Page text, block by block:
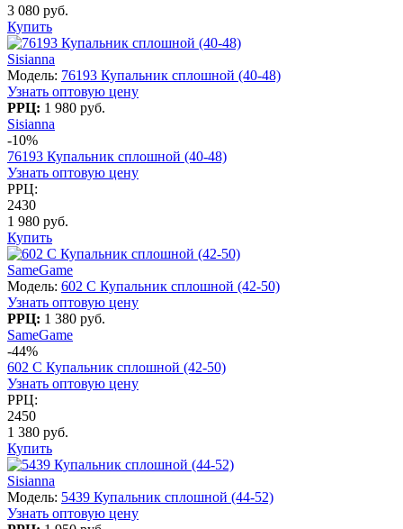
3 080 руб.
Купить
Sisianna
Модель: 76193 Купальник сплошной (40-48)
Узнать оптовую цену
РРЦ: 1 980 руб.
Sisianna
-10%
76193 Купальник сплошной (40-48)
Узнать оптовую цену
РРЦ:
2430
1 980 руб.
Купить
SameGame
Модель: 602 C Купальник сплошной (42-50)
Узнать оптовую цену
РРЦ: 1 380 руб.
SameGame
-44%
602 C Купальник сплошной (42-50)
Узнать оптовую цену
РРЦ:
2450
1 380 руб.
Купить
Sisianna
Модель: 5439 Купальник сплошной (44-52)
Узнать оптовую цену